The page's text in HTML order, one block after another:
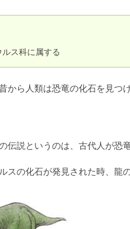
ス科に属する
から人類は恐竜の化石を見つ
伝説というのは、古代人が恐
スの化石が発見された時、龍